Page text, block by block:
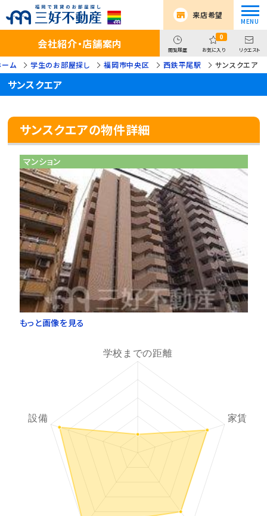
来店希望
会社紹介・店舗案内 閲覧履歴
0
お気に入り リクエスト
ム 学生のお部屋探し 福岡市中央区 西鉄平尾駅 サンスクエア
サンスクエア
サンスクエアの物件詳細
マンション
もっと画像を見る